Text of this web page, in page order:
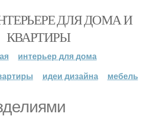
ДЛЯ ДОМА И
КВАРТИРЫ
интерьер для дома
идеи дизайна мебель